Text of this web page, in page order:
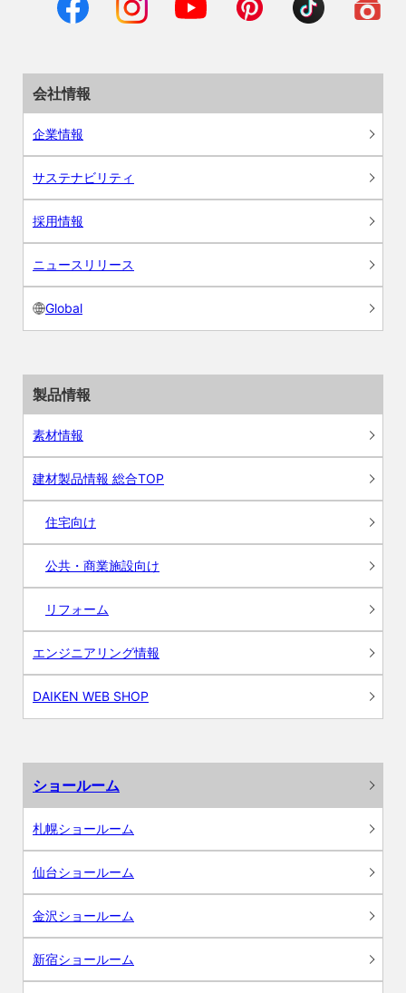
会社情報
企業情報
サステナビリティ
採用情報
ニュースリリース
Global
製品情報
素材情報
建材製品情報 総合TOP
住宅向け
公共・商業施設向け
リフォーム
エンジニアリング情報
DAIKEN WEB SHOP
ショールーム
札幌ショールーム
仙台ショールーム
金沢ショールーム
新宿ショールーム